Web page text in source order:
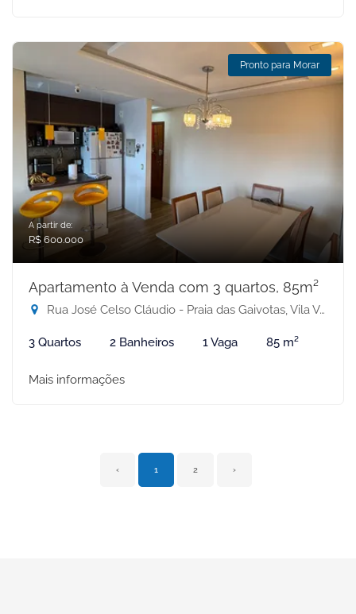
Pronto para Morar
A partir de:
R$ 600.000
Apartamento à Venda com 3 quartos, 85m²
Rua José Celso Cláudio - Praia das Gaivotas, Vila Velha-ES
3 Quartos 2 Banheiros 1 Vaga 85 m²
Mais informações
‹ 1 2 ›